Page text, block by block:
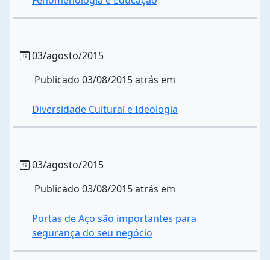
03/agosto/2015
Publicado 03/08/2015 atrás em
Diversidade Cultural e Ideologia
03/agosto/2015
Publicado 03/08/2015 atrás em
Portas de Aço são importantes para
segurança do seu negócio